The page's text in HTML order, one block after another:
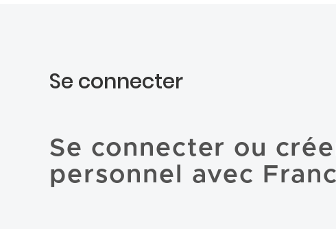
Se connecter
Se connecter ou
personnel avec